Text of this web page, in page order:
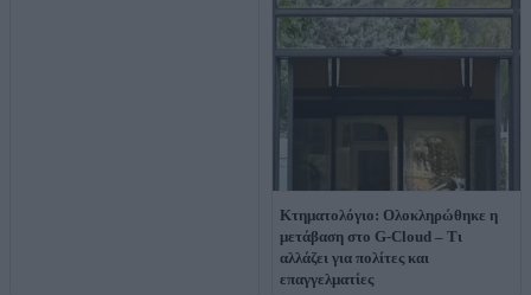
Κτηματολόγιο: Ολοκληρώθηκε η
μετάβαση στο G-Cloud – Τι
αλλάζει για πολίτες και
επαγγελματίες